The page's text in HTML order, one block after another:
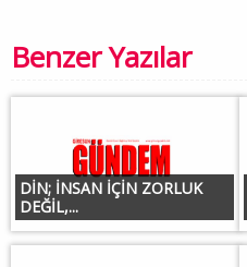
Benzer Yazılar
DİN; İNSAN İÇİN ZORLUK
DEĞİL,...